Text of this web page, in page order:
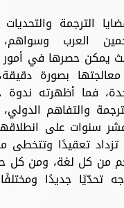
الترجمة
العرب
يمكن حصرها في أمور
بصورة
فما أظهرته ندوة
والتفاهم
سنوات على
تزداد تعقيدًا وتتخطى
من كل لغة، ومن كل
تحدّيًا جديدًا